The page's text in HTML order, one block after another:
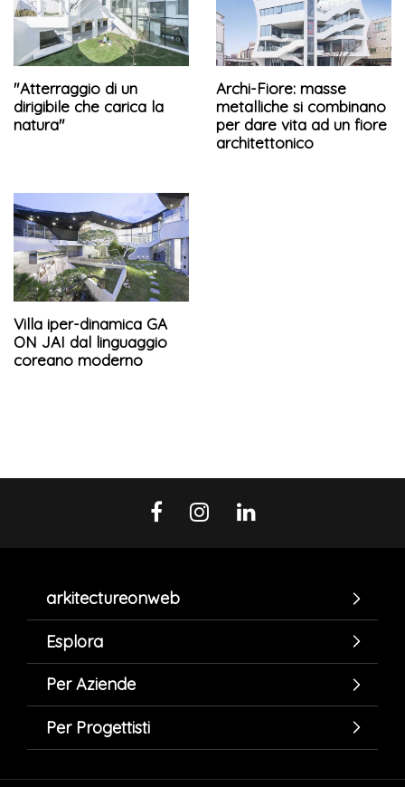
"Atterraggio di un
dirigibile che carica la
natura"
Archi-Fiore: masse
metalliche si combinano
per dare vita ad un fiore
architettonico
Villa iper-dinamica GA
ON JAI dal linguaggio
coreano moderno
arkitectureonweb
Esplora
Per Aziende
Per Progettisti